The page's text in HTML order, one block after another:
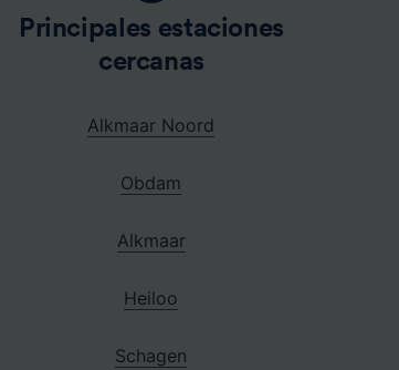
Principales estaciones
cercanas
Alkmaar Noord
Obdam
Alkmaar
Heiloo
Schagen